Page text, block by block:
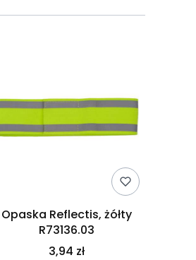
Opaska Reflectis, żółty
R73136.03
3,94 zł